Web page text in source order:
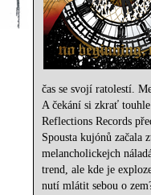
čas se svojí ratolestí.
A čekání si zkrať
Reflections Records
Spousta kujónů začala
melancholickejch
trend, ale kde je
nutí mlátit sebou o